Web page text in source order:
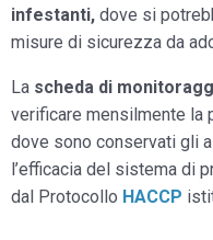
infestanti, dove si
misure di sicurezza da
La scheda di
verificare mensilmente la
dove sono conservati gli
l’efficacia del sistema di
dal Protocollo HACCP